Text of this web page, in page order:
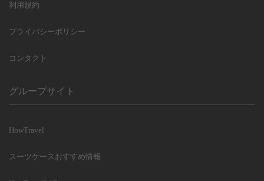
利用規約
プライバシーポリシー
コンタクト
グループサイト
HowTravel
スーツケースおすすめ情報